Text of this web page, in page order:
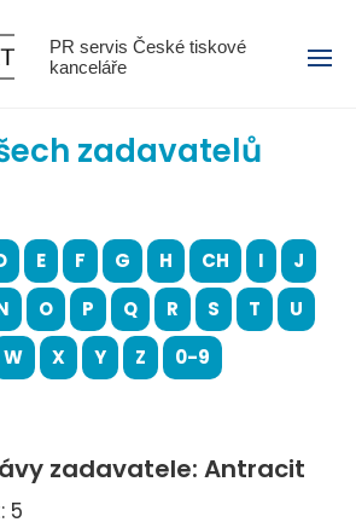
PR servis České tiskové
kanceláře
Menu
zadavatelů
E F G H CH I
J
O P Q R S T
U
W X Y Z 0-9
zadavatele: Antracit
5